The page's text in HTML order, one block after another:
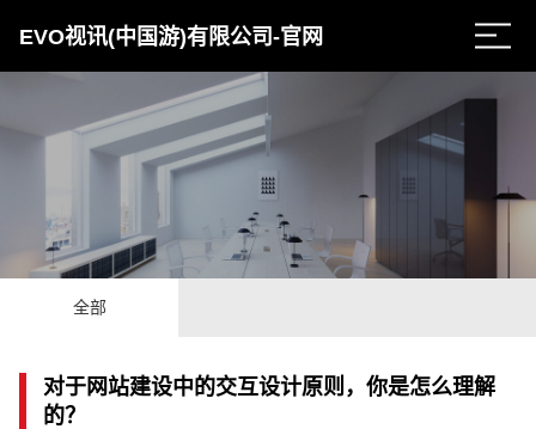
EVO视讯(中国游)有限公司-官网
全部
对于网站建设中的交互设计原则，你是怎么理解
的？